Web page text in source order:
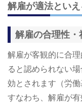
解雇が適法とい
解雇の合理性・
解雇が客観的に合
ると認められない
効とされます（労働
すなわち、解雇が